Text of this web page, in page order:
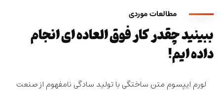
مطالعات موردی
ببینید چقدر کار فوق العاده ای انجام
داده ایم!
لورم ایپسوم متن ساختگی با تولید سادگی نامفهوم از صنعت